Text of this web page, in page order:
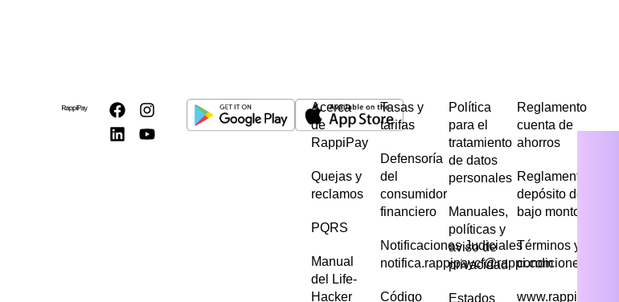
Acerca
de
RappiPay
Quejas y
reclamos
PQRS
Manual
del Life-
Hacker
Tasas y
tarifas
Defensoría
del
consumidor
financiero
Notificaciones Judiciales
notifica.rappipaycf@rappi.com
Código
Política
para el
tratamiento
de datos
personales
Manuales,
políticas y
aviso de
privacidad
Estados
Reglamento
cuenta de
ahorros
Reglamento
depósito de
bajo monto
Términos y
condiciones
www.rappipay.com